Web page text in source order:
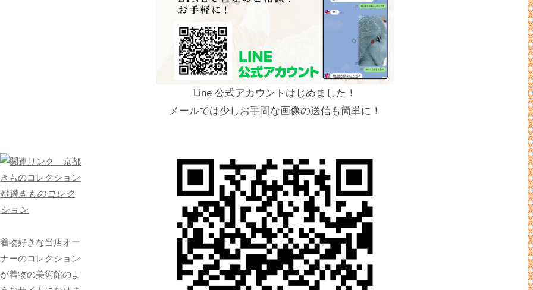
特選きものコレク
ション
着物好きな当店オー
ナーのコレクション
が着物の美術館のよ
Line 公式アカウントはじめました！
メールでは少しお手間な画像の送信も簡単に！